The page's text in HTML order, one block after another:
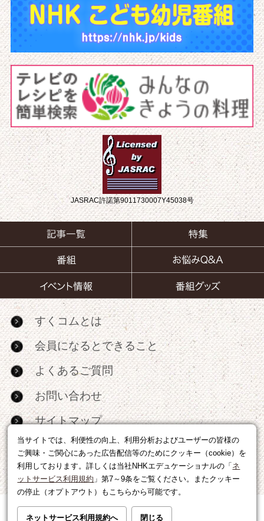
当サイトでは、利便性の向上、利用分析およびユーザーの皆様の
ご興味・ご関心にあった広告配信等のためにクッキー（cookie）を
利用しております。詳しくは当社NHKエデュケーショナルの「 ネ
ットサービス利用規約 」第7～9条をご覧ください。またクッキー
の停止（オプトアウト）もこちらから可能です。
ネットサービス利用規約へ 閉じる
JASRAC許諾第9011730007Y45038号
すくコムとは
会員になるとできること
よくあるご質問
お問い合わせ
サイトマップ
RSS
広告出稿・パートナーシップについて
利用規約|個人情報の取り扱いについて